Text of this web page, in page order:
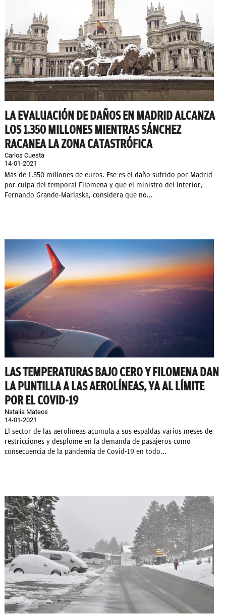
LA EVALUACIÓN DE DAÑOS EN MADRID ALCANZA
LOS 1.350 MILLONES MIENTRAS SÁNCHEZ
RACANEA LA ZONA CATASTRÓFICA
Carlos Cuesta
14-01-2021
Más de 1.350 millones de euros. Ese es el daño sufrido por Madrid
por culpa del temporal Filomena y que el ministro del Interior,
Fernando Grande-Marlaska, considera que no...
LAS TEMPERATURAS BAJO CERO Y FILOMENA DAN
LA PUNTILLA A LAS AEROLÍNEAS, YA AL LÍMITE
POR EL COVID-19
Natalia Mateos
14-01-2021
El sector de las aerolíneas acumula a sus espaldas varios meses de
restricciones y desplome en la demanda de pasajeros como
consecuencia de la pandemia de Covid-19 en todo...